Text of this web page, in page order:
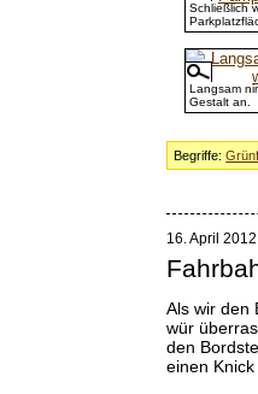
Schließlich
Langsam
Gestalt an.
Begriffe:
16. April 2012
Als wir den
wür
den
einen